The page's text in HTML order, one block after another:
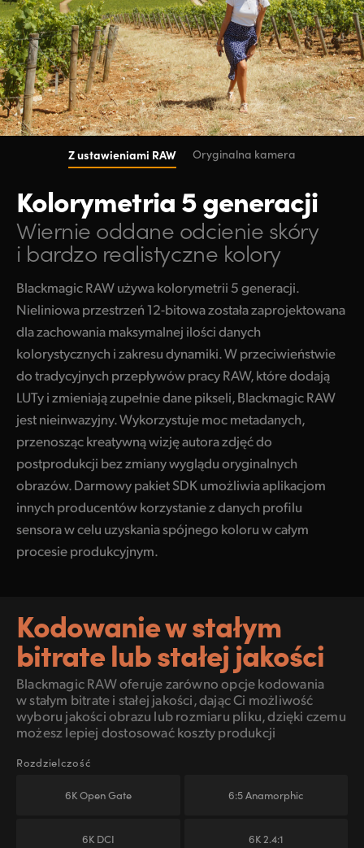
Z ustawieniami RAW Oryginalna kamera
Kolorymetria 5 generacji
Wiernie oddane odcienie skóry
i bardzo realistyczne kolory
Blackmagic RAW używa kolorymetrii 5 generacji.
Nieliniowa przestrzeń 12-bitowa została zaprojektowana
dla zachowania maksymalnej ilości danych
kolorystycznych i zakresu dynamiki. W przeciwieństwie
do tradycyjnych przepływów pracy RAW, które dodają
LUTy i zmieniają zupełnie dane pikseli, Blackmagic RAW
jest nieinwazyjny. Wykorzystuje moc metadanych,
przenosząc kreatywną wizję autora zdjęć do
postprodukcji bez zmiany wyglądu oryginalnych
obrazów. Darmowy pakiet SDK umożliwia aplikacjom
innych producentów korzystanie z danych profilu
sensora w celu uzyskania spójnego koloru w całym
procesie produkcyjnym.
Kodowanie w stałym
bitrate lub stałej jakości
Blackmagic RAW oferuje zarówno opcje kodowania
w stałym bitrate i stałej jakości, dając Ci możliwość
wyboru jakości obrazu lubrozmiaru pliku, dzięki czemu
możesz lepiej dostosować koszty produkcji
Rozdzielczość
6K Open Gate 6:5 Anamorphic
6K DCI 6K 2.4:1